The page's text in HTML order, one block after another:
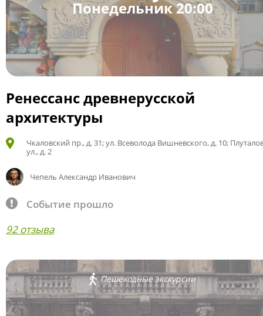
Понедельник 20:00
Ренессанс древнерусской
архитектуры
Чкаловский пр., д. 31; ул. Всеволода Вишневского, д. 10;
ул., д. 2
Чепель Александр Иванович
Событие прошло
92 отзыва
Пешеходные экскурсии